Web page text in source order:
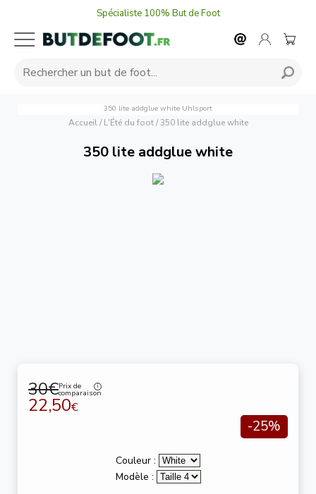
Spécialiste 100% But de Foot
350 lite addglue white Uhlsport
Accueil/ L'Été du foot/ 350 lite addglue white
350 lite addglue white
30€Prix de
comparaison
22,50€
-25%
Couleur :
Modèle :